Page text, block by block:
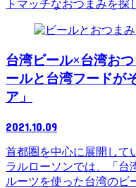
トマッチなおつまみを探
台湾ビール×台湾お
ールと台湾フードが
ア」
2021.10.09
首都圏を中心に展開して
ラルローソンでは、「台
ルーツを使った台湾のビ